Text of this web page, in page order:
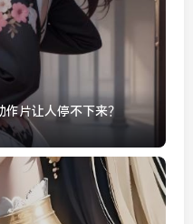
作片让人停不下来？